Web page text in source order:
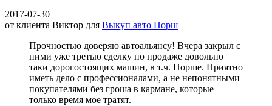
2017-07-30
от клиента Виктор для Выкуп авто Порш
Прочностью доверяю автоальянсу! Вчера закрыл с
ними уже третью сделку по продаже довольно
таки дорогостоящих машин, в т.ч. Порше. Приятно
иметь дело с профессионалами, а не непонятными
покупателями без гроша в кармане, которые
только время мое тратят.